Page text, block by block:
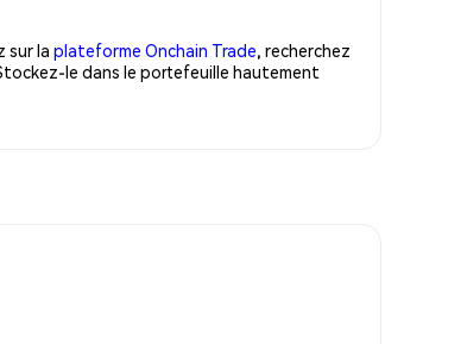
sur la plateforme Onchain Trade, recherchez
le dans le portefeuille hautement